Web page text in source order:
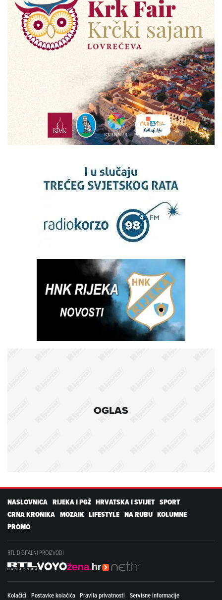
OGLAS
NASLOVNICA RIJEKA I PGŽ HRVATSKA I SVIJET SPORT
CRNA KRONIKA MOZAIK LIFESTYLE NA RUBU KOLUMNE
PROMO
RTL DIGITALNI PROIZVODI
Kolačići Postavke kolačića Pravila privatnosti Servisne informacije